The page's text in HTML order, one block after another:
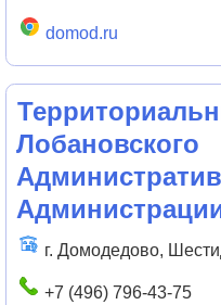
domod.ru
Лобановского
г. Домодедово,
+7 (496) 796-43-75